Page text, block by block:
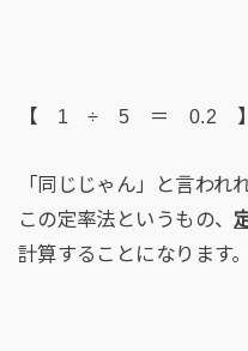
【 1 ÷ 5 ＝ 0.2 】と
「同じじゃん」と言われ
この定率法というもの、
計算することになります。